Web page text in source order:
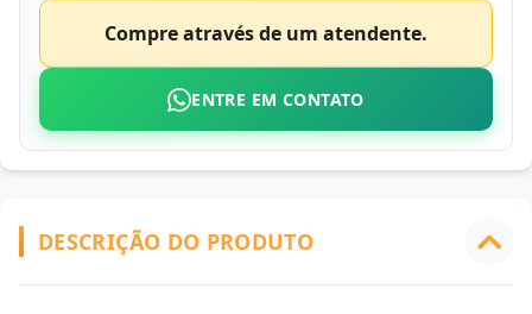
Compre através de um atendente.
ENTRE EM CONTATO
DESCRIÇÃO DO PRODUTO